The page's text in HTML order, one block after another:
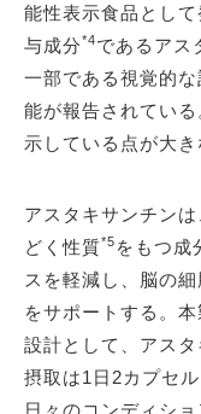
能性表示食品とし
与成分*4であるアス
一部である視覚的
能が報告されてい
示している点が大き
アスタキサンチン
どく性質*5 をもつ成
スを軽減し、脳の細
をサポートする。
設計として、アス
摂取は1日2カプセ
日々のコンディシ